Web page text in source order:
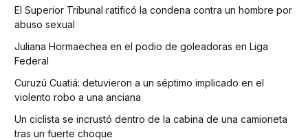
El Superior Tribunal ratificó la condena contra un hombre por
abuso sexual
Juliana Hormaechea en el podio de goleadoras en Liga
Federal
Curuzú Cuatiá: detuvieron a un séptimo implicado en el
violento robo a una anciana
Un ciclista se incrustó dentro de la cabina de una camioneta
tras un fuerte choque